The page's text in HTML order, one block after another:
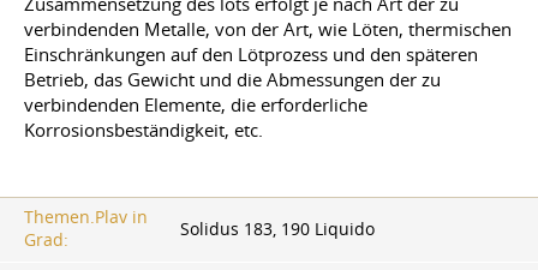
verbindenden Metalle, von der Art, wie Löten, thermischen
Einschränkungen auf den Lötprozess und den späteren
Betrieb, das Gewicht und die Abmessungen der zu
verbindenden Elemente, die erforderliche
Korrosionsbeständigkeit, etc.
Themen.Plav in
Grad:
Solidus 183, 190 Liquido